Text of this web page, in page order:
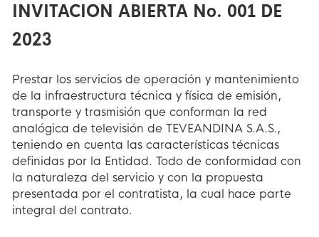
INVITACION ABIERTA No. 001 DE
2023
Prestar los servicios de operación y mantenimiento
de la infraestructura técnica y física de emisión,
transporte y trasmisión que conforman la red
analógica de televisión de TEVEANDINA S.A.S.,
teniendo en cuenta las características técnicas
definidas por la Entidad. Todo de conformidad con
la naturaleza del servicio y con la propuesta
presentada por el contratista, la cual hace parte
integral del contrato.